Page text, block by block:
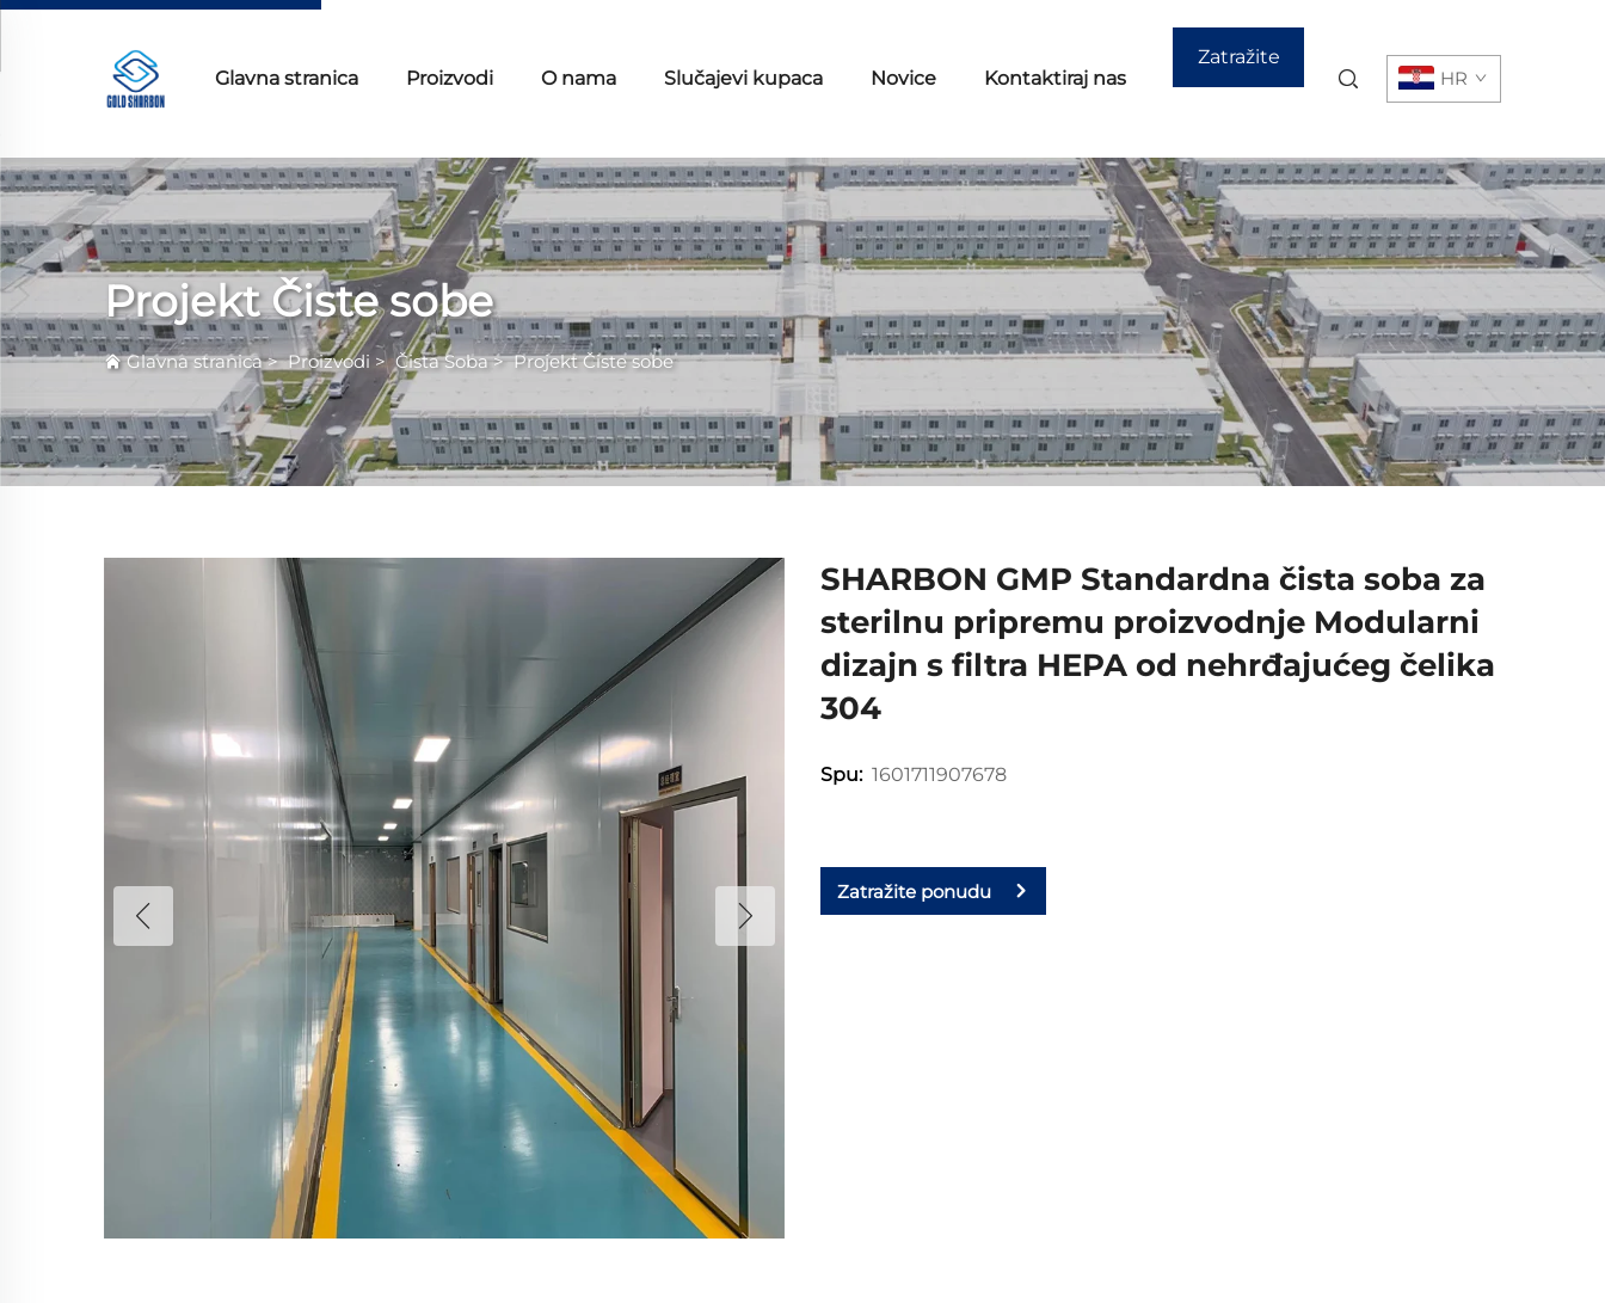
Glavna stranica Proizvodi O nama Slučajevi kupaca Novice Kontaktiraj nas
Zatražite
HR
Projekt Čiste sobe
Glavna stranica>Proizvodi >Čista Sobа>Projekt Čiste sobe
SHARBON GMP Standardna čista soba za
sterilnu pripremu proizvodnje Modularni
dizajn s filtra HEPA od nehrđajućeg čelika
304
Spu: 1601711907678
Zatražite ponudu